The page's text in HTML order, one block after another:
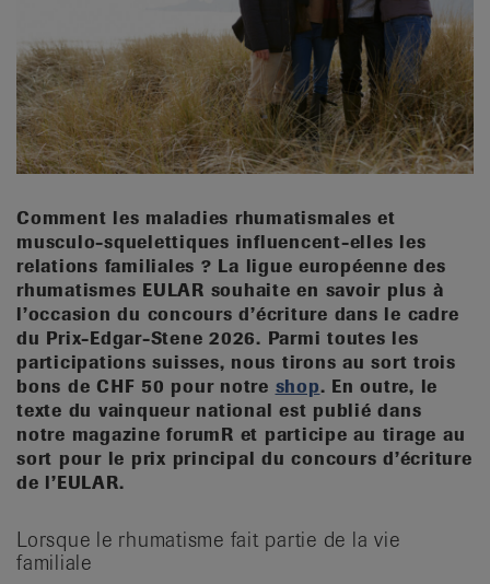
Comment les maladies rhumatismales et
musculo-squelettiques influencent-elles les
relations familiales ? La ligue européenne des
rhumatismes EULAR souhaite en savoir plus à
l’occasion du concours d’écriture dans le cadre
du Prix-Edgar-Stene 2026. Parmi toutes les
participations suisses, nous tirons au sort trois
bons de CHF 50 pour notre shop. En outre, le
texte du vainqueur national est publié dans
notre magazine forumR et participe au tirage au
sort pour le prix principal du concours d’écriture
de l’EULAR.
Lorsque le rhumatisme fait partie de la vie
familiale